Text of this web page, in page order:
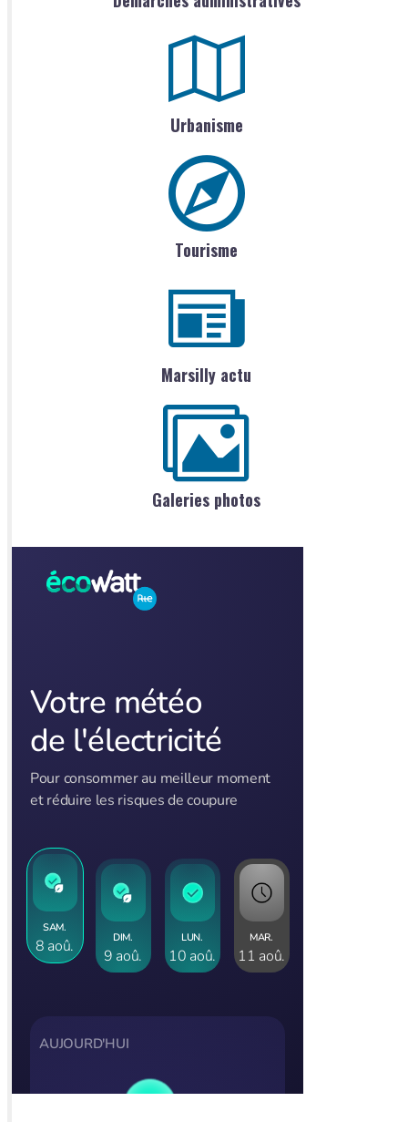
Urbanisme
Tourisme
Marsilly actu
Galeries photos